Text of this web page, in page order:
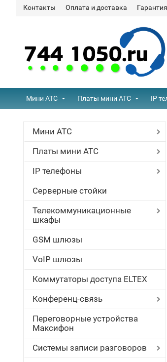
Контакты Оплата и доставка Гарантия
Мини АТС Платы мини АТС IP
Мини АТС
Платы мини АТС
IP телефоны
Серверные стойки
Телекоммуникационные
шкафы
GSM шлюзы
VoIP шлюзы
Коммутаторы доступа ELTEX
Конференц-связь
Переговорные устройства
Максифон
Системы записи разговоров